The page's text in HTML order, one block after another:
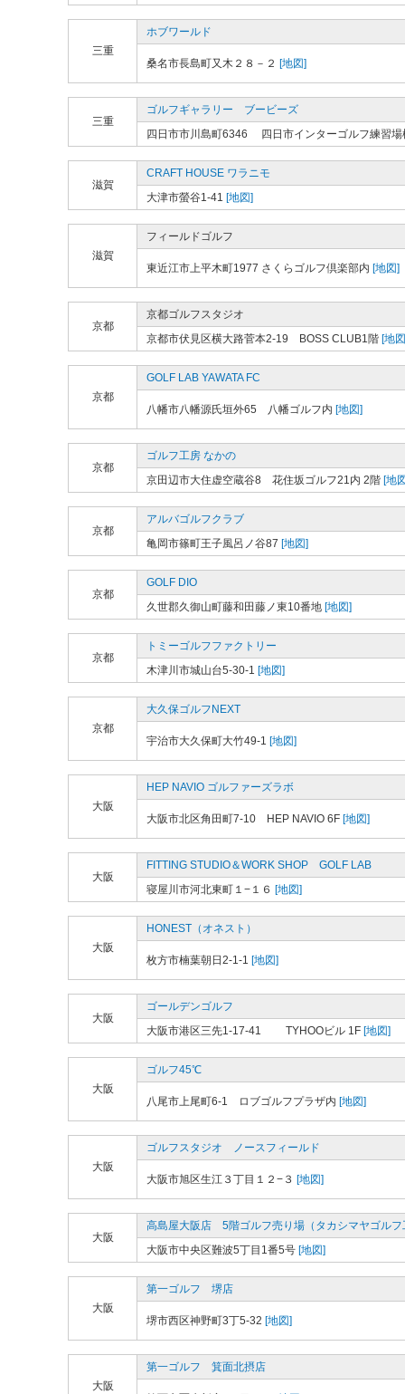
三重
ホブワールド
桑名市長島町又木２８－２ [地図]
三重
ゴルフギャラリー ブービーズ
四日市市川島町6346 四日市インターゴルフ練習場
滋賀
CRAFT HOUSE ワラニモ
大津市螢谷1-41 [地図]
滋賀
フィールドゴルフ
東近江市上平木町1977 さくらゴルフ倶楽部内 [地図]
京都
京都ゴルフスタジオ
京都市伏見区横大路菅本2-19 BOSS CLUB1階 [地
京都
GOLF LAB YAWATA FC
八幡市八幡源氏垣外65 八幡ゴルフ内 [地図]
京都
ゴルフ工房 なかの
京田辺市大住虚空蔵谷8 花住坂ゴルフ21内 2階 [地
京都
アルバゴルフクラブ
亀岡市篠町王子風呂ノ谷87 [地図]
京都
GOLF DIO
久世郡久御山町藤和田藤ノ東10番地 [地図]
京都
トミーゴルフファクトリー
木津川市城山台5-30-1 [地図]
京都
大久保ゴルフNEXT
宇治市大久保町大竹49-1 [地図]
大阪
HEP NAVIO ゴルファーズラボ
大阪市北区角田町7-10 HEP NAVIO 6F [地図]
大阪
FITTING STUDIO＆WORK SHOP GOLF LAB
寝屋川市河北東町１−１６ [地図]
大阪
HONEST（オネスト）
枚方市楠葉朝日2-1-1 [地図]
大阪
ゴールデンゴルフ
大阪市港区三先1-17-41 TYHOOビル 1F [地図]
大阪
ゴルフ45℃
八尾市上尾町6-1 ロブゴルフプラザ内 [地図]
大阪
ゴルフスタジオ ノースフィールド
大阪市旭区生江３丁目１２−３ [地図]
大阪
高島屋大阪店 5階ゴルフ売り場（タカシマヤゴルフ
大阪市中央区難波5丁目1番5号 [地図]
大阪
第一ゴルフ 堺店
堺市西区神野町3丁5-32 [地図]
大阪
第一ゴルフ 箕面北摂店